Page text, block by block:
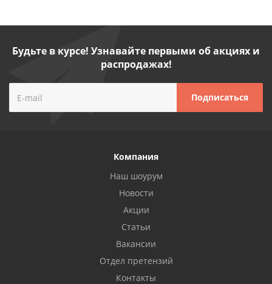
Будьте в курсе! Узнавайте первыми об акциях и
распродажах!
Компания
Наш шоурум
Новости
Акции
Статьи
Вакансии
Отдел претензий
Контакты